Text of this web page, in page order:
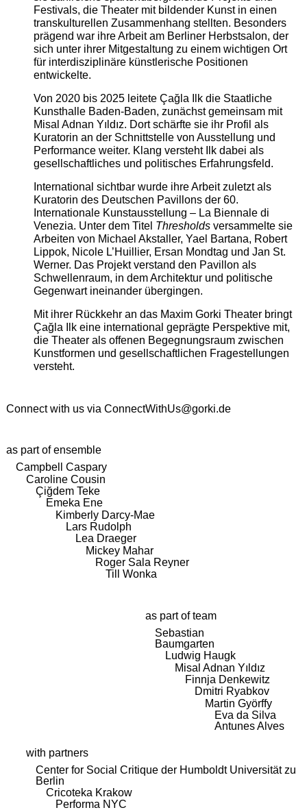
Festivals, die Theater mit bildender Kunst in einen
transkulturellen Zusammenhang stellten. Besonders
prägend war ihre Arbeit am Berliner Herbstsalon, der
sich unter ihrer Mitgestaltung zu einem wichtigen Ort
für interdisziplinäre künstlerische Positionen
entwickelte.
Von 2020 bis 2025 leitete Çağla Ilk die Staatliche
Kunsthalle Baden-Baden, zunächst gemeinsam mit
Misal Adnan Yıldız. Dort schärfte sie ihr Profil als
Kuratorin an der Schnittstelle von Ausstellung und
Performance weiter. Klang versteht Ilk dabei als
gesellschaftliches und politisches Erfahrungsfeld.
International sichtbar wurde ihre Arbeit zuletzt als
Kuratorin des Deutschen Pavillons der 60.
Internationale Kunstausstellung – La Biennale di
Venezia. Unter dem Titel Thresholdsversammelte sie
Arbeiten von Michael Akstaller, Yael Bartana, Robert
Lippok, Nicole L’Huillier, Ersan Mondtag und Jan St.
Werner. Das Projekt verstand den Pavillon als
Schwellenraum, in dem Architektur und politische
Gegenwart ineinander übergingen.
Mit ihrer Rückkehr an das Maxim Gorki Theater bringt
Çağla Ilk eine international geprägte Perspektive mit,
die Theater als offenen Begegnungsraum zwischen
Kunstformen und gesellschaftlichen Fragestellungen
versteht.
Connect with us via ConnectWithUs@gorki.de
as part of ensemble
Campbell Caspary
Caroline Cousin
Çiğdem Teke
Emeka Ene
Kimberly Darcy-Mae
Lars Rudolph
Lea Draeger
Mickey Mahar
Roger Sala Reyner
Till Wonka
as part of team
Sebastian
Baumgarten
Ludwig Haugk
Misal Adnan Yıldız
Finnja Denkewitz
Dmitri Ryabkov
Martin Györffy
Eva da Silva
Antunes Alves
with partners
Center for Social Critique der Humboldt Universität zu
Berlin
Cricoteka Krakow
Performa NYC